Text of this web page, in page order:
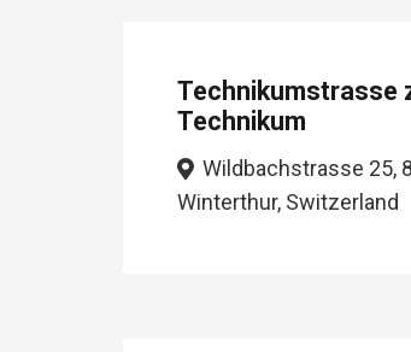
Technikumstrasse
Technikum
Wildbachstrasse 25,
Winterthur, Switzerland